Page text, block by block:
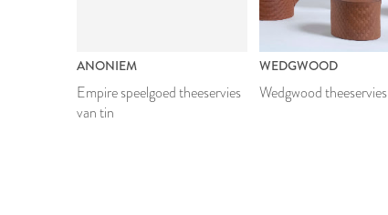
ANONIEM
Empire speelgoed theeservies
van tin
WEDGWOOD
Wedgwood theeservies